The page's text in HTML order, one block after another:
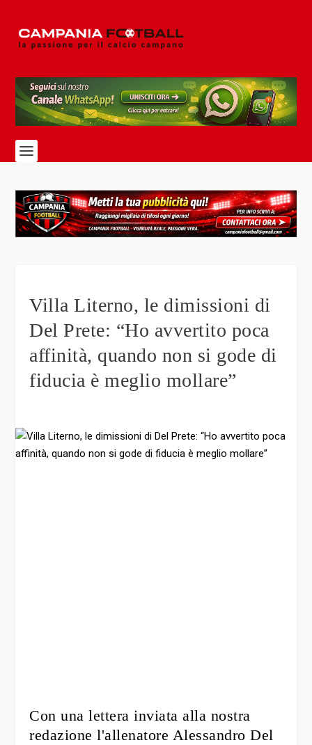
Villa Literno, le dimissioni di
Del Prete: “Ho avvertito poca
affinità, quando non si gode di
fiducia è meglio mollare”
Con una lettera inviata alla nostra
redazione l'allenatore Alessandro Del